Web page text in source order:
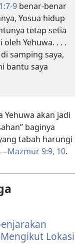
9 benar-benar
Yosua hidup
tetap setia
Yehuwa. . . .
samping saya,
bantu saya
Yehuwa akan jadi
baginya
tabah harungi
Mazmur 9:9, 10.
Lokasi